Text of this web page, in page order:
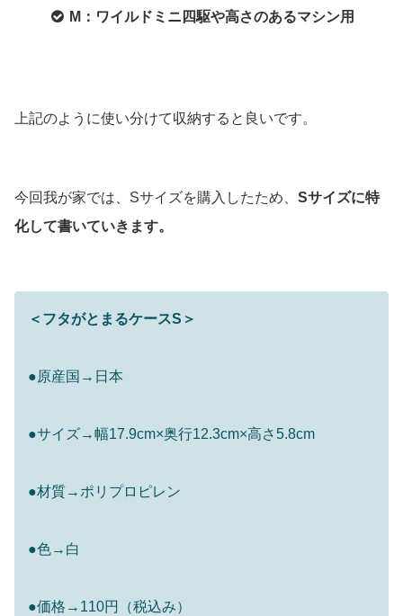
M：ワイルドミニ四駆や高さのあるマシン用
上記のように使い分けて収納すると良いです。
今回我が家では、Sサイズを購入したため、 Sサイズに特
化して書いていきます。
＜フタがとまるケースS＞
●原産国→日本
●サイズ→幅17.9cm×奥行12.3cm×高さ5.8cm
●材質→ポリプロピレン
●色→白
●価格→110円（税込み）